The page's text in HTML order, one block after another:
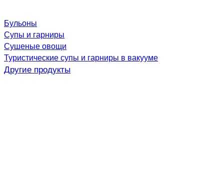
Бульоны
Супы и гарниры
Сушеные овощи
Туристические супы и гарниры в вакууме
Другие продукты